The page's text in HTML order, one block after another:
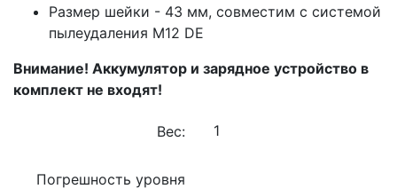
Размер шейки - 43 мм, совместим с системой
пылеудаления М12 DE
Внимание! Аккумулятор и зарядное устройство в
комплект не входят!
Вес:
Погрешность уровня